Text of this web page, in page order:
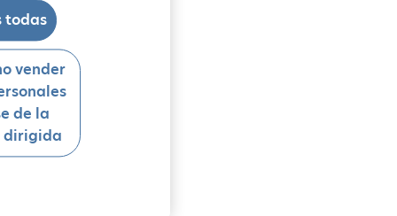
todas
vender
de la
dirigida